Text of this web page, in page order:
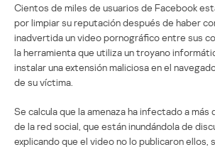
Cientos de miles de usuarios de Facebook
por limpiar su reputación después de haber
inadvertida un video pornográfico entre sus
la herramienta que utiliza un troyano
instalar una extensión maliciosa en el
de su víctima.
Se calcula que la amenaza ha infectado a más
de la red social, que están inundándola de
explicando que el video no lo publicaron ellos,